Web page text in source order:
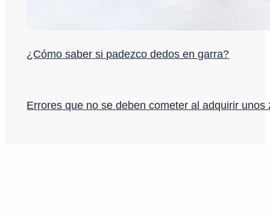
¿Cómo saber si padezco dedos en garra?
Errores que no se deben cometer al adquirir unos